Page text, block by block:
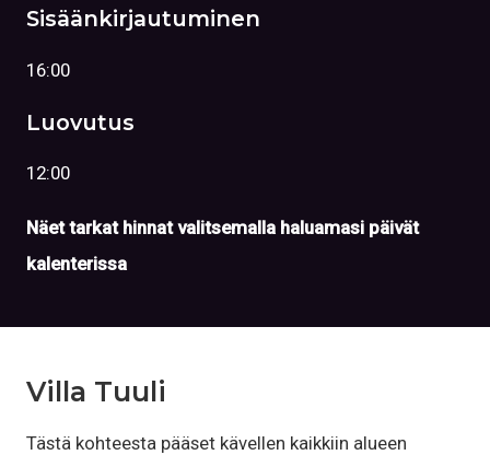
Sisäänkirjautuminen
16:00
Luovutus
12:00
Näet tarkat hinnat valitsemalla haluamasi päivät
kalenterissa
Villa Tuuli
Tästä kohteesta pääset kävellen kaikkiin alueen